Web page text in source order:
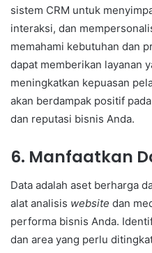
sistem CRM untuk
interaksi, dan
memahami kebutuhan dan
dapat memberikan layanan
meningkatkan kepuasan
akan berdampak positif pada
dan reputasi bisnis Anda.
6. Manfaatkan
Data adalah aset berharga
alat analisis website dan
performa bisnis Anda.
dan area yang perlu